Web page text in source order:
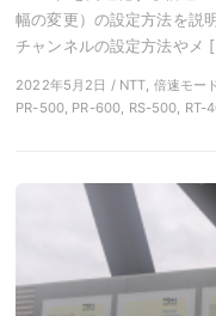
幅の変更）の設定方法を説
チャンネルの設定方法やメ
2022年5月2日 / NTT, 倍速モー
PR-500, PR-600, RS-500, RT-